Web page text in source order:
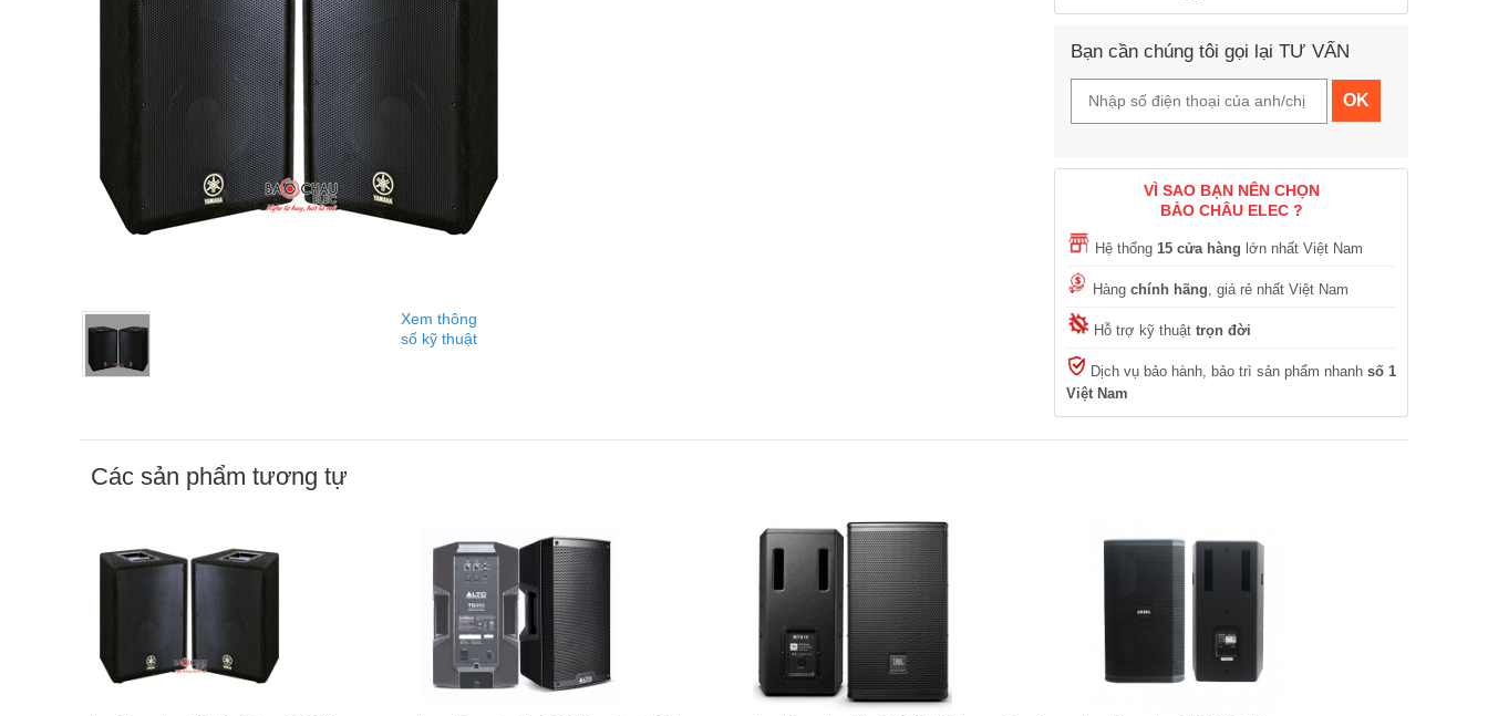
Xem thông
số kỹ thuật
Bạn cần chúng tôi gọi lại TƯ VẤN
OK
VÌ SAO BẠN NÊN CHỌN
BẢO CHÂU ELEC ?
Hệ thống 15 cửa hàng lớn nhất Việt Nam
Hàng chính hãng, giá rẻ nhất Việt Nam
Hỗ trợ kỹ thuật trọn đời
Dịch vụ bảo hành, bảo trì sản phẩm nhanh số 1
Việt Nam
Các sản phẩm tương tự